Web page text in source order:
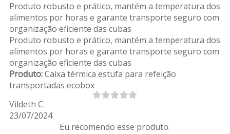
Produto robusto e prático, mantém a temperatura dos
alimentos por horas e garante transporte seguro com
organização eficiente das cubas
Produto robusto e prático, mantém a temperatura dos
alimentos por horas e garante transporte seguro com
organização eficiente das cubas
Produto:Caixa térmica estufa para refeição
transportadas ecobox
Vildeth C.
23/07/2024
Eu recomendo esse produto.